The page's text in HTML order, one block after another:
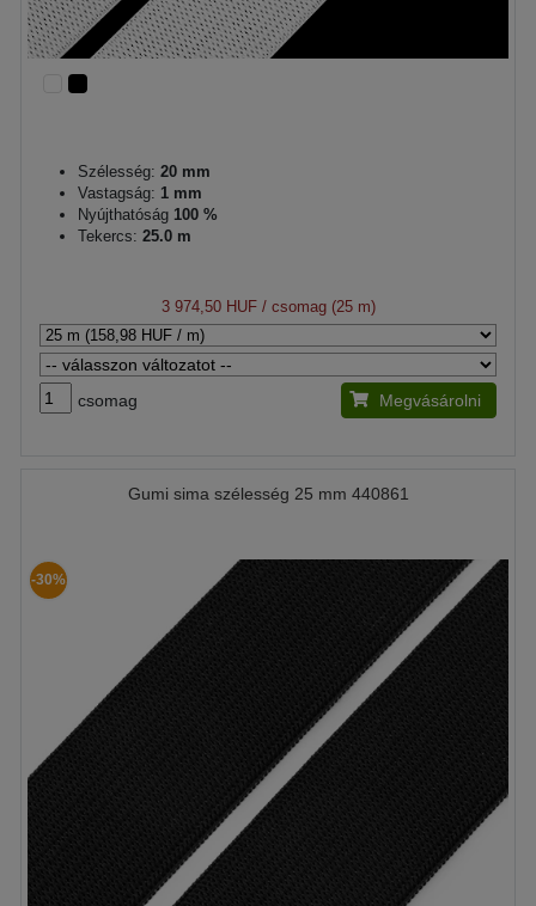
Szélesség: 20 mm
Vastagság: 1 mm
Nyújthatóság 100 %
Tekercs: 25.0 m
3 974,50 HUF/ csomag (25 m)
csomag Megvásárolni
Gumi sima szélesség 25 mm 440861
-30%